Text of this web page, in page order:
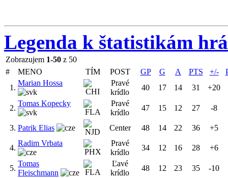
Legenda k štatistikám
Zobrazujem 1-50 z 50
#
MENO TÍM POST GP G A PTS +/-
1.
Marian Hossa
Pravé
krídlo
40 17 14 31 +20
2.
Tomas Kopecky
Pravé
krídlo
47 15 12 27 -8
3. Patrik Elias Center 48 14 22 36 +5
4.
Radim Vrbata
Pravé
krídlo
34 12 16 28 +6
5.
Tomas
Fleischmann
Ľavé
krídlo
48 12 23 35 -10